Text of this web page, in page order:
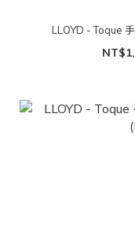
LLOYD - Toque